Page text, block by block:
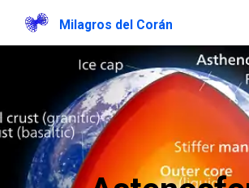
Milagros del Corán